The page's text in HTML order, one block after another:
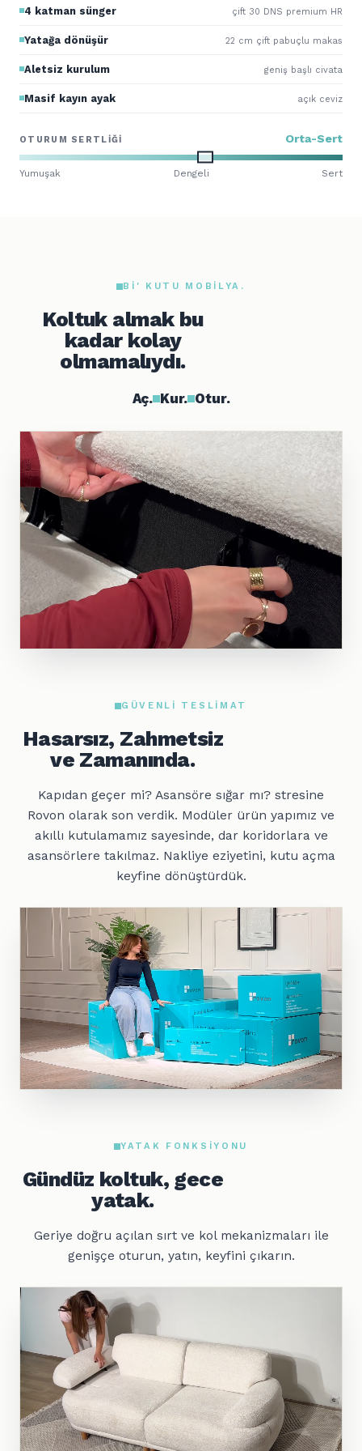
4 katman sünger çift 30 DNS premium HR
Yatağa dönüşür 22 cm çift pabuçlu makas
Aletsiz kurulum geniş başlı civata
Masif kayın ayak açık ceviz
OTURUM SERTLIĞI Orta-Sert
Yumuşak Dengeli Sert
BI' KUTU MOBILYA.
Koltuk almak bu
kadar kolay
olmamalıydı.
Aç. Kur. Otur.
GÜVENLI TESLIMAT
Hasarsız, Zahmetsiz
ve Zamanında.
Kapıdan geçer mi? Asansöre sığar mı? stresine
Rovon olarak son verdik. Modüler ürün yapımız ve
akıllı kutulamamız sayesinde, dar koridorlara ve
asansörlere takılmaz. Nakliye eziyetini, kutu açma
keyfine dönüştürdük.
YATAK FONKSIYONU
Gündüz koltuk, gece
yatak.
Geriye doğru açılan sırt ve kol mekanizmaları ile
genişçe oturun, yatın, keyfini çıkarın.